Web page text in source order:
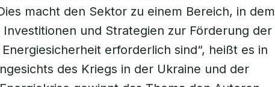
macht den Sektor zu einem Bereich, in dem
und Strategien zur Förderung der
erforderlich sind“, heißt es in
des Kriegs in der Ukraine und der